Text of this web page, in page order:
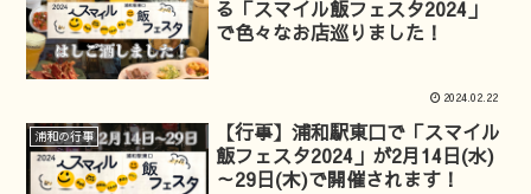
る「スマイル飯フェスタ2024」
で色々なお店巡りました！
2024.02.22
浦和の行事
【行事】浦和駅東口で「スマイル
飯フェスタ2024」が2月14日(水)
～29日(木)で開催されます！